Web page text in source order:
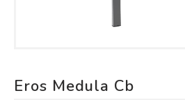
Eros Medula Cb